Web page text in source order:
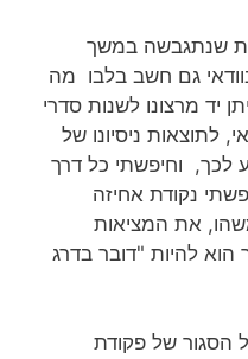
שנתגבשה במשך
גם חשב בלבו מה
יד מרצונו לשנות סדרי
לתוצאות ניסיונו של
לכך, וחיפשתי כל דרך
נקודת אחיזה
את המציאות
להיות "דובר בדרג
הסגור של פקודת